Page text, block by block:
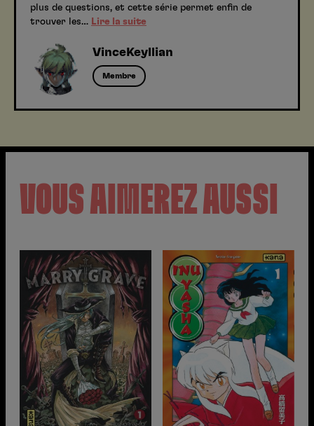
plus de questions, et cette série permet enfin de
trouver les… Lire la suite
VinceKeyllian
Membre
VOUS AIMEREZ AUSSI